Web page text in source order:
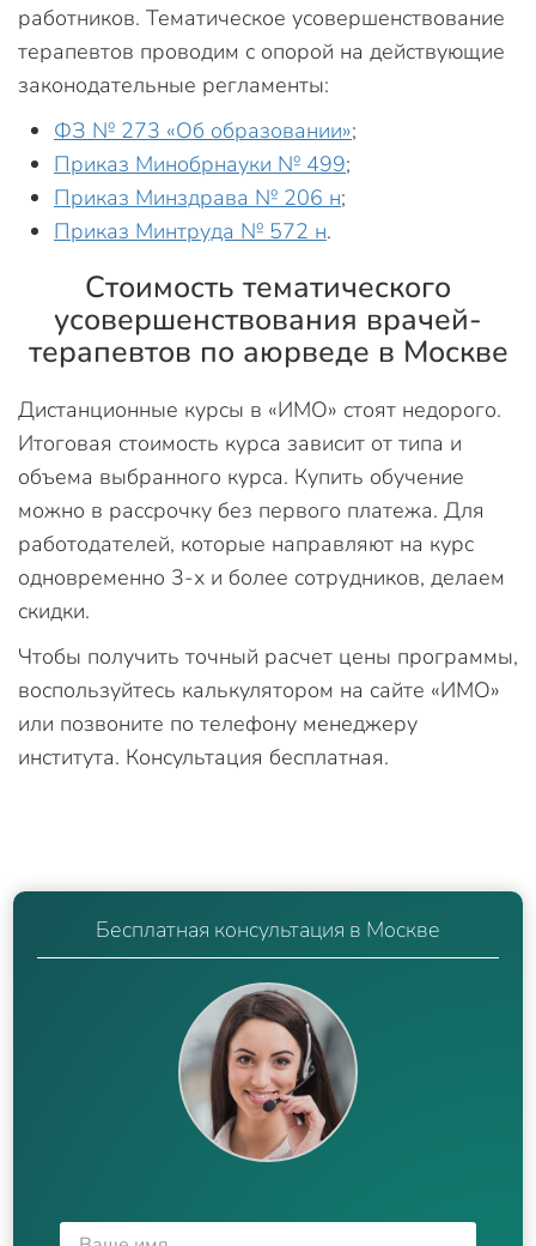
работников. Тематическое усовершенствование
терапевтов проводим с опорой на действующие
законодательные регламенты:
ФЗ № 273 «Об образовании»;
Приказ Минобрнауки № 499;
Приказ Минздрава № 206 н;
Приказ Минтруда № 572 н.
Стоимость тематического
усовершенствования врачей-
терапевтов по аюрведе в Москве
Дистанционные курсы в «ИМО» стоят недорого.
Итоговая стоимость курса зависит от типа и
объема выбранного курса. Купить обучение
можно в рассрочку без первого платежа. Для
работодателей, которые направляют на курс
одновременно 3-х и более сотрудников, делаем
скидки.
Чтобы получить точный расчет цены программы,
воспользуйтесь калькулятором на сайте «ИМО»
или позвоните по телефону менеджеру
института. Консультация бесплатная.
Бесплатная консультация в Москве